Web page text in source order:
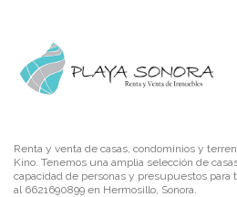
Renta y venta de casas, condominios y
Kino. Tenemos una amplia selección de
capacidad de personas y presupuestos
al 6621690899 en Hermosillo, Sonora.